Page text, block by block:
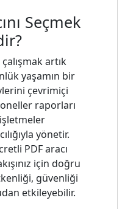
Seçmek
artık
yaşamın bir
çevrimiçi
raporları
yönetir.
PDF aracı
için doğru
güvenliği
etkileyebilir.